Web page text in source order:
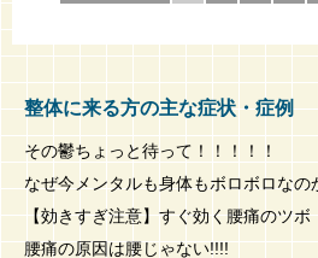
整体に来る方の主な症状・症例
その鬱ちょっと待って！！！！！
なぜ今メンタルも身体もボロボロなの
【効きすぎ注意】すぐ効く腰痛のツボ
腰痛の原因は腰じゃない!!!!